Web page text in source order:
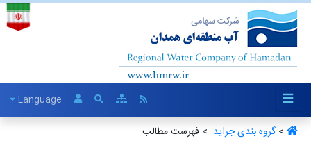
Language
>گروه بندی جراید ‏ > فهرست مطالب